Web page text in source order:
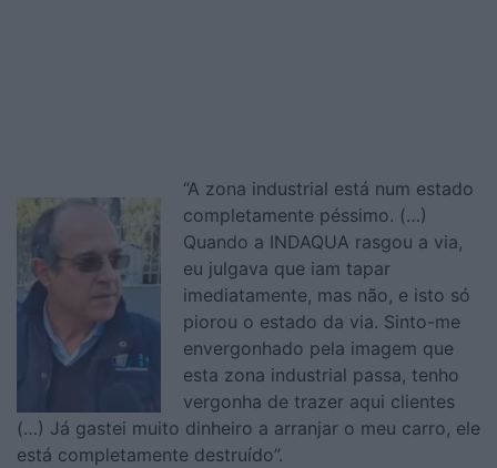
“A zona industrial está num estado
completamente péssimo. (…)
Quando a INDAQUA rasgou a via,
eu julgava que iam tapar
imediatamente, mas não, e isto só
piorou o estado da via. Sinto-me
envergonhado pela imagem que
esta zona industrial passa, tenho
vergonha de trazer aqui clientes
(…) Já gastei muito dinheiro a arranjar o meu carro, ele
está completamente destruído”.